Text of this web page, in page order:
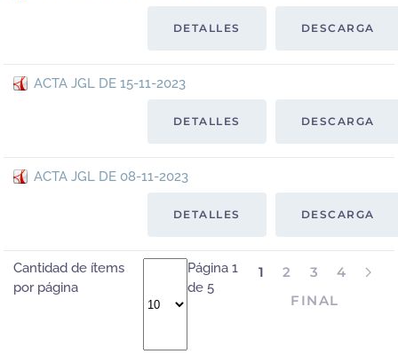
DESCARGA
DETALLES
ACTA JGL DE 15-11-2023
DESCARGA
DETALLES
ACTA JGL DE 08-11-2023
DESCARGA
DETALLES
Cantidad de ítems
por página
Página 1
de 5
1 2 3
4
FINAL